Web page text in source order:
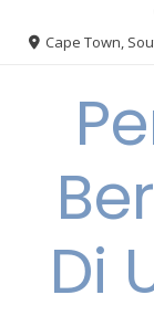
Cape Town,
Di